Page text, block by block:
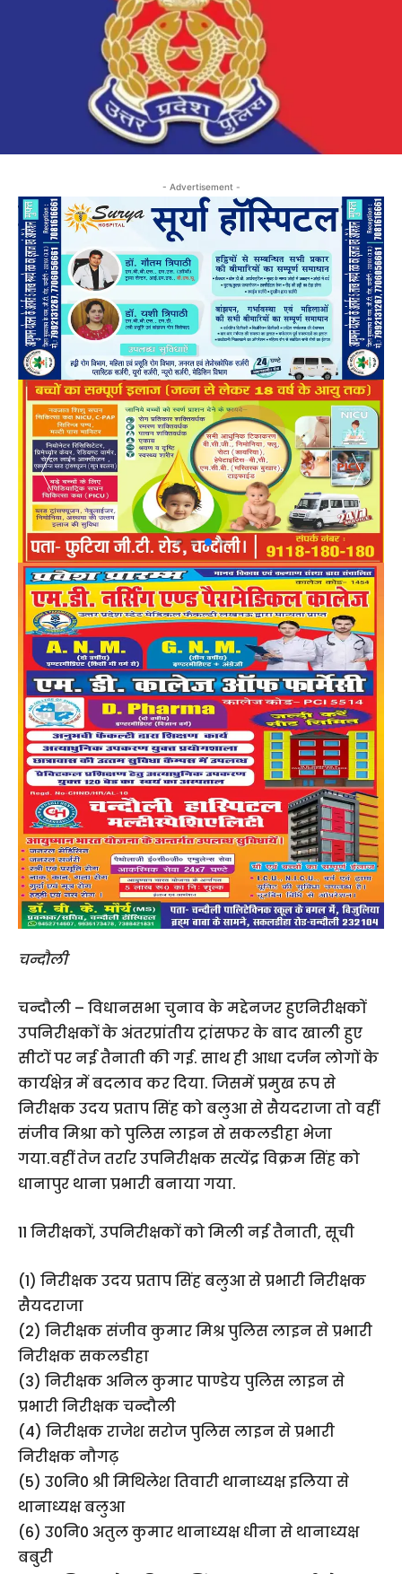
- Advertisement -
चन्दौली
चन्दौली – विधानसभा चुनाव के मद्देनजर हुएनिरीक्षकों
उपनिरीक्षकों के अंतरप्रांतीय ट्रांसफर के बाद खाली हुए
सीटों पर नई तैनाती की गई. साथ ही आधा दर्जन लोगों के
कार्यक्षेत्र में बदलाव कर दिया. जिसमें प्रमुख रूप से
निरीक्षक उदय प्रताप सिंह को बलुआ से सैयदराजा तो वहीं
संजीव मिश्रा को पुलिस लाइन से सकलडीहा भेजा
गया.वहीं तेज तर्रार उपनिरीक्षक सत्येंद्र विक्रम सिंह को
धानापुर थाना प्रभारी बनाया गया.
11 निरीक्षकों, उपनिरीक्षकों को मिली नई तैनाती, सूची
(1) निरीक्षक उदय प्रताप सिंह बलुआ से प्रभारी निरीक्षक
सैयदराजा
(2) निरीक्षक संजीव कुमार मिश्र पुलिस लाइन से प्रभारी
निरीक्षक सकलडीहा
(3) निरीक्षक अनिल कुमार पाण्डेय पुलिस लाइन से
प्रभारी निरीक्षक चन्दौली
(4) निरीक्षक राजेश सरोज पुलिस लाइन से प्रभारी
निरीक्षक नौगढ़
(5) उ0नि0 श्री मिथिलेश तिवारी थानाध्यक्ष इलिया से
थानाध्यक्ष बलुआ
(6) उ0नि0 अतुल कुमार थानाध्यक्ष धीना से थानाध्यक्ष
बबुरी